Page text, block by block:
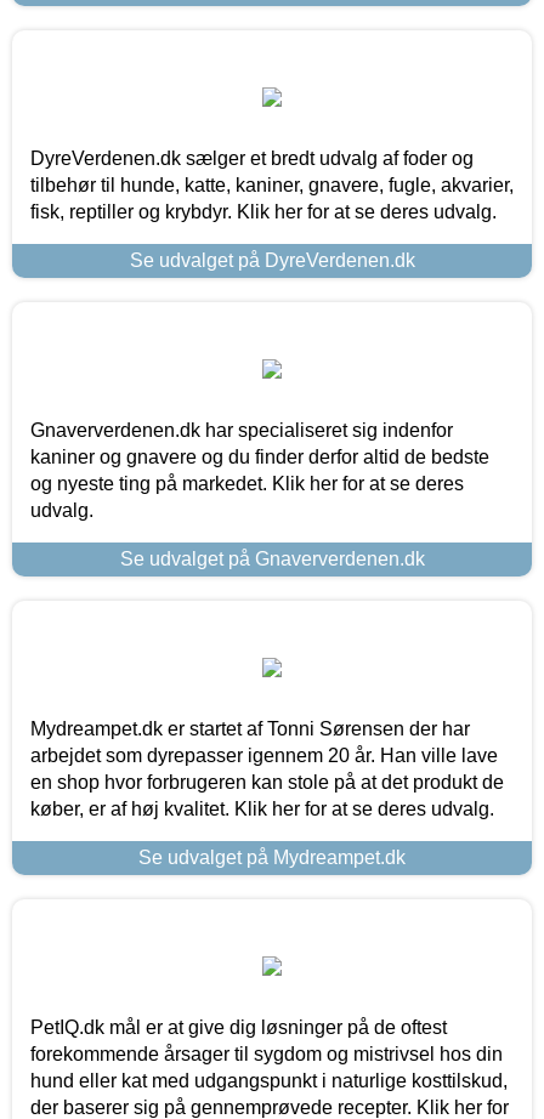
DyreVerdenen.dk sælger et bredt udvalg af foder og
tilbehør til hunde, katte, kaniner, gnavere, fugle, akvarier,
fisk, reptiller og krybdyr. Klik her for at se deres udvalg.
Se udvalget på DyreVerdenen.dk
Gnaververdenen.dk har specialiseret sig indenfor
kaniner og gnavere og du finder derfor altid de bedste
og nyeste ting på markedet. Klik her for at se deres
udvalg.
Se udvalget på Gnaververdenen.dk
Mydreampet.dk er startet af Tonni Sørensen der har
arbejdet som dyrepasser igennem 20 år. Han ville lave
en shop hvor forbrugeren kan stole på at det produkt de
køber, er af høj kvalitet. Klik her for at se deres udvalg.
Se udvalget på Mydreampet.dk
PetIQ.dk mål er at give dig løsninger på de oftest
forekommende årsager til sygdom og mistrivsel hos din
hund eller kat med udgangspunkt i naturlige kosttilskud,
der baserer sig på gennemprøvede recepter. Klik her for